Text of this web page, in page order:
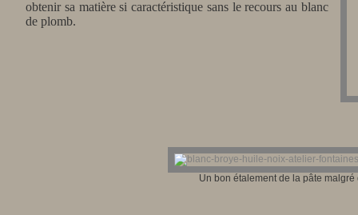
obtenir sa matière si caractéristique sans le recours au blanc
de plomb.
Un bon étalement de la pâte